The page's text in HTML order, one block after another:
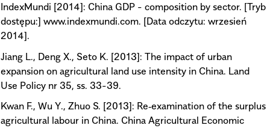
IndexMundi [2014]: China GDP - composition by sector. [Tryb
dostępu:] www.indexmundi.com. [Data odczytu: wrzesień
2014].
Jiang L., Deng X., Seto K. [2013]: The impact of urban
expansion on agricultural land use intensity in China. Land
Use Policy nr 35, ss. 33-39.
Kwan F., Wu Y., Zhuo S. [2013]: Re‐examination of the surplus
agricultural labour in China. China Agricultural Economic